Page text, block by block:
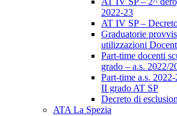
2022-23
AT IV SP –
Graduatorie
utilizzazioni
Part-time docenti
grado – a.s. 2022/
Part-time a.s.
II grado AT SP
Decreto di
ATA La Spezia